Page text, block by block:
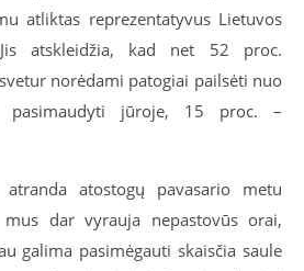
atliktas reprezentatyvus Lietuvos
atskleidžia, kad net 52 proc.
norėdami patogiai pailsėti nuo
jūroje, 15 proc. –
atostogų pavasario metu
dar vyrauja nepastovūs orai,
galima pasimėgauti skaisčia saule